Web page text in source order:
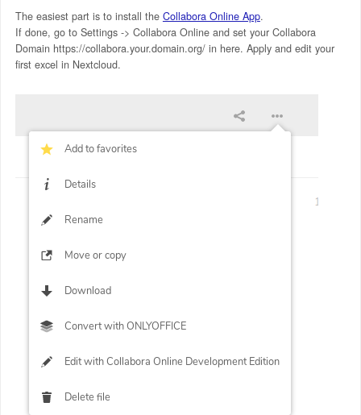
The easiest part is to install the Collabora Online App.
If done, go to Settings -> Collabora Online and set your Collabora
Domain https://collabora.your.domain.org/ in here. Apply and edit your
first excel in Nextcloud.